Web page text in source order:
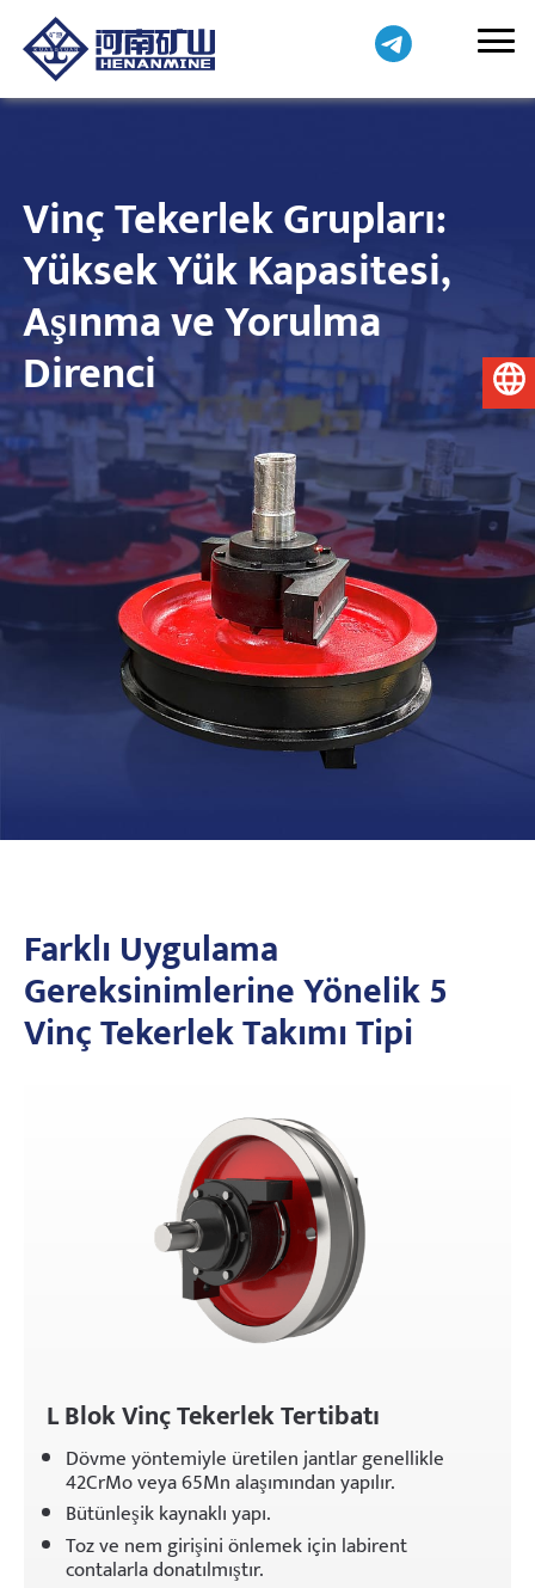
Vinç Tekerlek Grupları:
Yüksek Yük Kapasitesi,
Aşınma ve Yorulma
Direnci
Farklı Uygulama
Gereksinimlerine Yönelik 5
Vinç Tekerlek Takımı Tipi
L Blok Vinç Tekerlek Tertibatı
Dövme yöntemiyle üretilen jantlar genellikle
42CrMo veya 65Mn alaşımından yapılır.
Bütünleşik kaynaklı yapı.
Toz ve nem girişini önlemek için labirent
contalarla donatılmıştır.
Türkçe